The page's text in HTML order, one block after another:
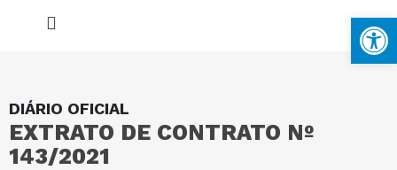
DIÁRIO OFICIAL
EXTRATO DE CONTRATO Nº
143/2021
MAPA DO SITE